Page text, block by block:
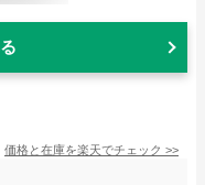
価格と在庫を楽天でチェック >>